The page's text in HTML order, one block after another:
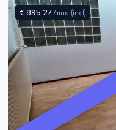
€ 895,27 /mnd (incl)